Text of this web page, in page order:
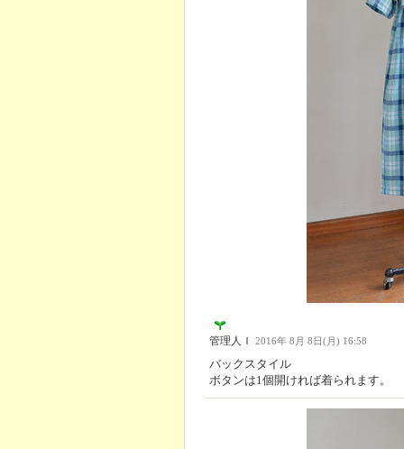
管理人Ｉ 2016年 8月 8日(月) 16:58
バックスタイル
ボタンは1個開ければ着られます。